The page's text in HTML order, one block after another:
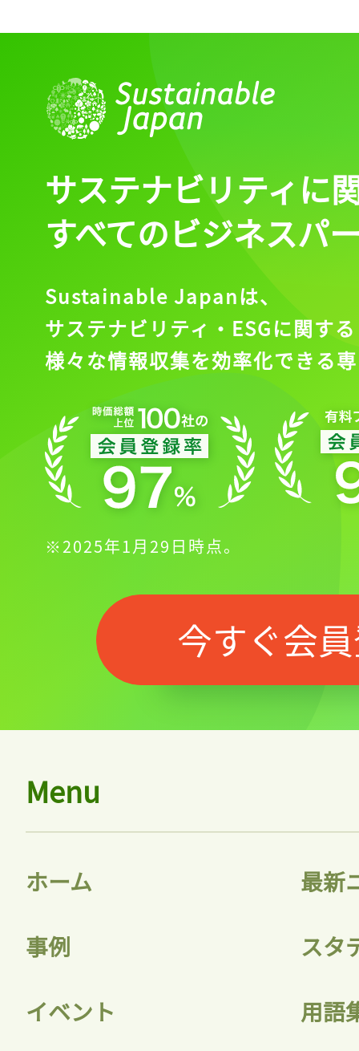
記事をお気に入りに
ログインが必
サステナビリティに
すべてのビジネスパ
Sustainable Japanは、
サステナビリティ・ESGに関する
様々な情報収集を効率化できる
※2025年1月29日時点。
今すぐ会
Menu
ホーム 最新
事例 スタ
イベント 用語